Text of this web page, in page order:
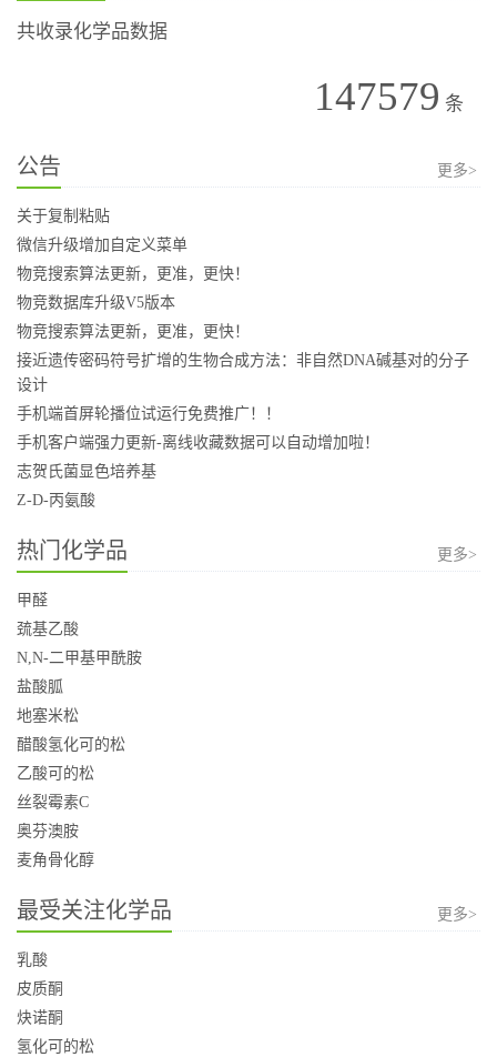
共收录化学品数据
147579 条
公告 更多>
关于复制粘贴
微信升级增加自定义菜单
物竞搜索算法更新，更准，更快！
物竞数据库升级V5版本
物竞搜索算法更新，更准，更快！
接近遗传密码符号扩增的生物合成方法：非自然DNA碱基对的分子
设计
手机端首屏轮播位试运行免费推广！！
手机客户端强力更新-离线收藏数据可以自动增加啦！
志贺氏菌显色培养基
Z-D-丙氨酸
热门化学品 更多>
甲醛
巯基乙酸
N,N-二甲基甲酰胺
盐酸胍
地塞米松
醋酸氢化可的松
乙酸可的松
丝裂霉素C
奥芬澳胺
麦角骨化醇
最受关注化学品 更多>
乳酸
皮质酮
炔诺酮
氢化可的松